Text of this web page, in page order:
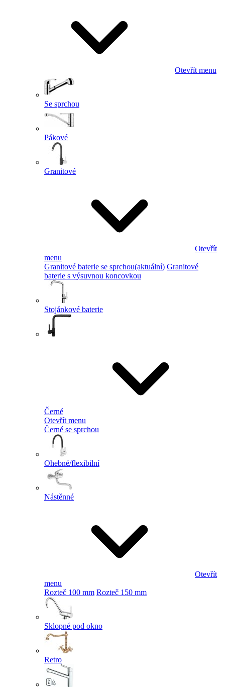
Otevřít menu
Se sprchou
Pákové
Granitové
Otevřít
menu
Granitové baterie se sprchou(aktuální) Granitové
baterie s výsuvnou koncovkou
Stojánkové baterie
Černé
Otevřít menu
Černé se sprchou
Ohebné/flexibilní
Nástěnné
Otevřít
menu
Rozteč 100 mm Rozteč 150 mm
Sklopné pod okno
Retro